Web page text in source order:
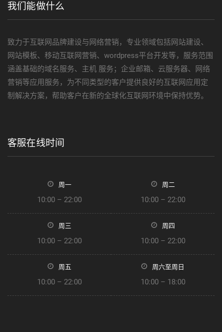
我们能做什么
致力于互联网品牌建设与网络营销，专业领域包括网站建设、
网站模板、移动互联网营销、wordpress平台开发等，服务范围
涵盖基础的域名服务、主机 服务；企业邮箱、云服务器、网络
营销等应用服务，为不同类型的客户提供良好的互联网应用定
制解决方案，帮助客户在新的全球化互联网环境中保持优势。
客服在线时间
周一
10:00 – 22:00
周二
10:00 – 22:00
周三
10:00 – 22:00
周四
10:00 – 22:00
周五
10:00 – 22:00
周六至周日
10:00 – 18:00